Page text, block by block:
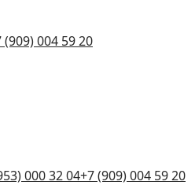
(909) 004 59 20
000 32 04+7 (909) 004 59 20